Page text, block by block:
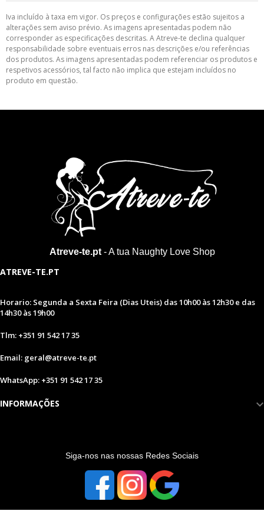
Iva incluído à taxa em vigor. Os preços e configurações estão sujeitos a
alterações sem aviso prévio. As imagens apresentadas podem não
corresponder as especificações descritas. A Atreve-te declina qualquer
responsabilidade sobre eventuais erros nas descrições e/ou referências
dos produtos. As imagens apresentadas podem referenciar os produtos e
respetivos acessórios, tal facto não implica que estejam incluídos no
produto em questão.
Atreve-te.pt- A tua Naughty Love Shop
ATREVE-TE.PT
Horario: Segunda a Sexta Feira (Dias Uteis) das 10h00 às 12h30 e das
14h30 às 19h00
Tlm: +351 91 542 17 35
Email: geral@atreve-te.pt
WhatsApp: +351 91 542 17 35
INFORMAÇÕES
Siga-nos nas nossas Redes Sociais